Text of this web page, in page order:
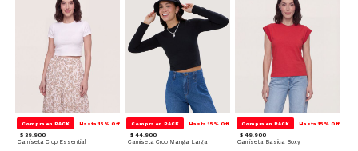
Compra en PACK Hasta 15% Off
$ 39.900
Camiseta Crop Essential
Compra en PACK Hasta 15% Off
$ 44.900
Camiseta Crop Manga Larga
Compra en PACK Hasta 15% Off
$ 49.900
Camiseta Basica Boxy